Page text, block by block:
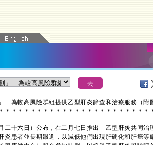
為較高風險群組提供乙型肝炎篩查和治療服務（附
＊ ＊ ＊ ＊ ＊ ＊ ＊ ＊ ＊ ＊ ＊ ＊ ＊ ＊ ＊ ＊ ＊ ＊ ＊ ＊ ＊ ＊ ＊ ＊
十六日）公布，在二月七日推出「乙型肝炎共同治
患者並長期跟進，以減低他們出現肝硬化和肝癌等